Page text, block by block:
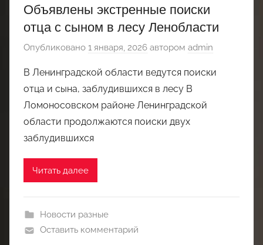
Объявлены экстренные поиски
отца с сыном в лесу Ленобласти
Опубликовано 1 января, 2026 автором admin
В Ленинградской области ведутся поиски
отца и сына, заблудившихся в лесу В
Ломоносовском районе Ленинградской
области продолжаются поиски двух
заблудившихся
Читать далее
Новости разные
Оставить комментарий